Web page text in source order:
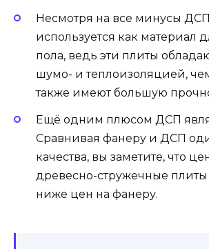
Несмотря на все минусы ДСП
используется как материал
пола, ведь эти плиты
шумо- и теплоизоляцией,
также имеют большую
Ещё одним плюсом ДСП
Сравнивая фанеру и ДСП
качества, вы заметите, что
древесно-стружечные плиты
ниже цен на фанеру.